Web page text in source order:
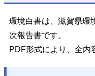
環境白書は、滋賀県環
次報告書です。
PDF形式により、全内